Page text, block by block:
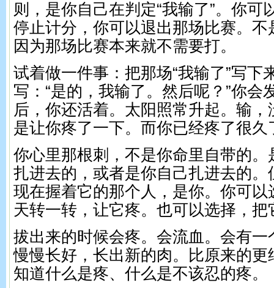
则，是你自己在判定“我输了”。你可
停止计分，你可以退出那场比赛。不
因为那场比赛本来就不需要打。
试着做一件事：把那场“我输了”写下
写：“是的，我输了。然后呢？”你会
后，你还活着。太阳照常升起。输
是让你疼了一下。而你已经疼了很久
你心里那根刺，不是你命里自带的。
扎进去的，或者是你自己扎进去的。
现在握着它的那个人，是你。你可以
天转一转，让它疼。也可以选择，把
拔出来的时候会疼。会流血。会有一
慢慢长好，长出新的肉。比原来的更
知道什么是疼、什么是不该忍的疼。